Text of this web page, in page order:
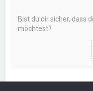
Bist du dir sicher, dass
möchtest?